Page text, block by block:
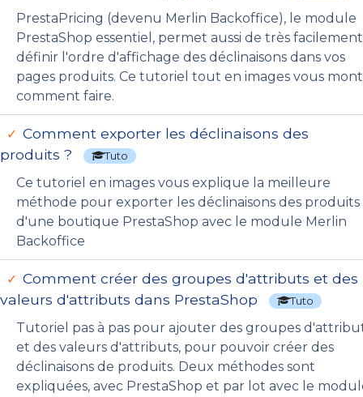
PrestaPricing (devenu Merlin Backoffice), le module
PrestaShop essentiel, permet aussi de très facilement
définir l'ordre d'affichage des déclinaisons dans vos
pages produits. Ce tutoriel tout en images vous
comment faire.
Comment exporter les déclinaisons des
produits ?
Tuto
Ce tutoriel en images vous explique la meilleure
méthode pour exporter les déclinaisons des produits
d'une boutique PrestaShop avec le module Merlin
Backoffice
Comment créer des groupes d'attributs et des
valeurs d'attributs dans PrestaShop
Tuto
Tutoriel pas à pas pour ajouter des groupes
et des valeurs d'attributs, pour pouvoir créer des
déclinaisons de produits. Deux méthodes sont
expliquées, avec PrestaShop et par lot avec le